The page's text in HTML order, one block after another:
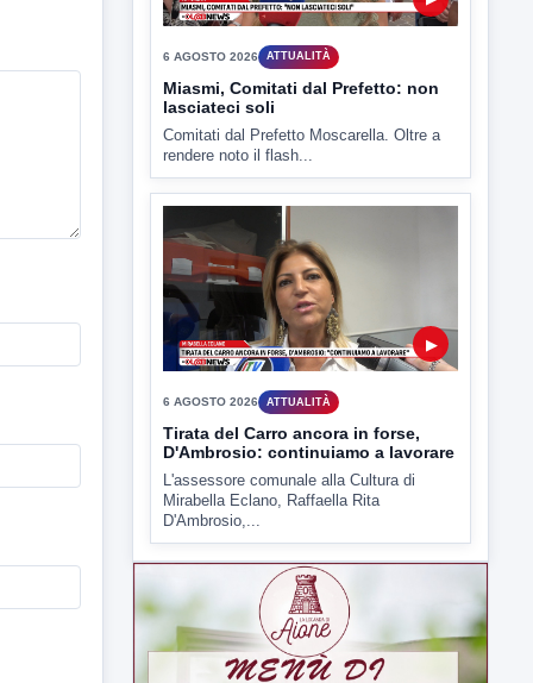
6 AGOSTO 2026 ATTUALITÀ
Tirata del Carro ancora in forse,
D'Ambrosio: continuiamo a lavorare
L'assessore comunale alla Cultura di
Mirabella Eclano, Raffaella Rita
D'Ambrosio,...